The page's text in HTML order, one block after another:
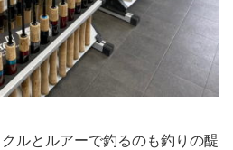
ルとルアーで釣るのも釣りの醍